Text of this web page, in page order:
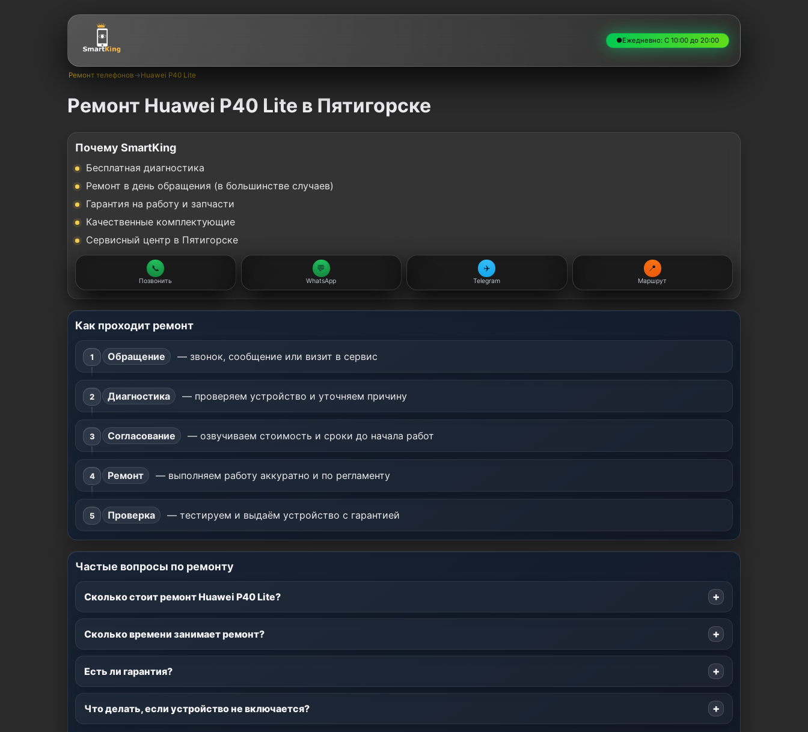
●Ежедневно: С 10:00 до 20:00
Ремонт телефонов→Huawei P40 Lite
Ремонт Huawei P40 Lite в Пятигорске
Почему SmartKing
Бесплатная диагностика
Ремонт в день обращения (в большинстве случаев)
Гарантия на работу и запчасти
Качественные комплектующие
Сервисный центр в Пятигорске
📞
Позвонить
💬
WhatsApp
✈️
Telegram
📍
Маршрут
Как проходит ремонт
Обращение — звонок, сообщение или визит в сервис
Диагностика — проверяем устройство и уточняем причину
Согласование — озвучиваем стоимость и сроки до начала работ
Ремонт — выполняем работу аккуратно и по регламенту
Проверка — тестируем и выдаём устройство с гарантией
Частые вопросы по ремонту
Сколько стоит ремонт Huawei P40 Lite?
Сколько времени занимает ремонт?
Есть ли гарантия?
Что делать, если устройство не включается?